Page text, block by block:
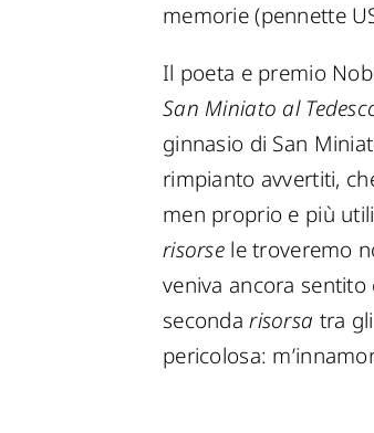
memorie (pennette
Il poeta e premio
San Miniato al
ginnasio di San
rimpianto avvertiti,
men proprio e più
risorse le troveremo
veniva ancora
secondarisorsa tra
pericolosa: